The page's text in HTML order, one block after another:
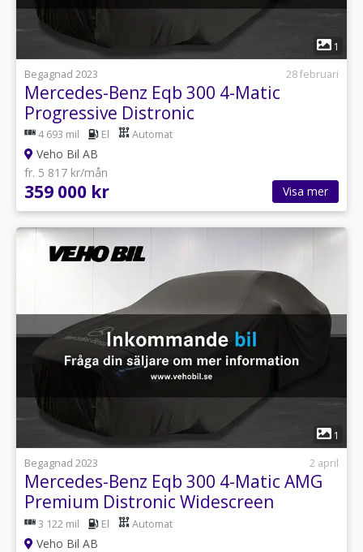
1
Begagnad 2023
28 februari
Mercedes-Benz Eqb 300 4-Matic
Progressive Distronic
4 693 mil El Automat
Veho Bil AB
fr. 5 817 kr/mån
359 000 kr Visa mer
1
Begagnad 2023
2 april
Mercedes-Benz Eqb 300 4-Matic AMG
Premium Distronic Widescreen
3 122 mil El Automat
Veho Bil AB